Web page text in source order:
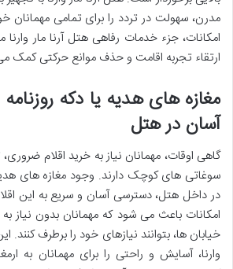
مدرن، سهولت در تردد را برای تمامی
امکانات، جزءخدمات رفاهی هتل آرنا مار
ارتقاء تجربه اقامت و حذف موانع حرکتی کمک
مغازه های هدیه یا دکه
آسان در هتل
گاهی اوقات، مهمانان نیاز به خرید اقلام ضروری،
سوغاتی های کوچک دارند. وجود مغازه های
در داخل هتل، دسترسی آسان و سریع به این
امکانات باعث می شود که مهمانان بدون
خیابان ها، بتوانند نیازهای خود را برطرف کنند.
وارنا، آسایش و راحتی را برای مهمانان به